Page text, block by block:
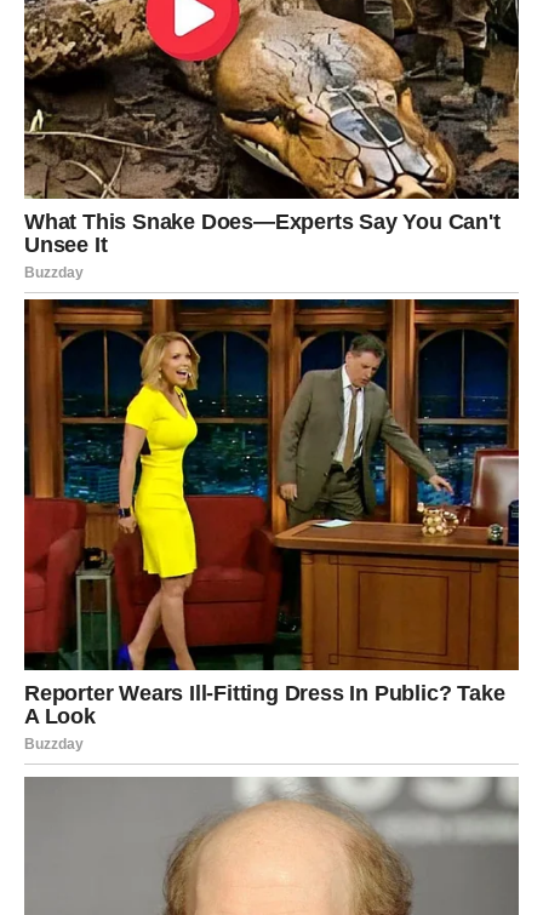
sreća mnogo bliže nego što ste mislili i da vam sudbina
konačno sprema život kakav zaslužujete.